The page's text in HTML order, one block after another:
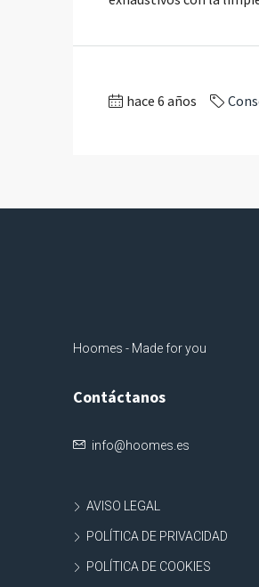
hace 6 años
Hoomes - Made for you
Contáctanos
info@hoomes.es
AVISO LEGAL
POLÍTICA DE PRIVACIDAD
POLÍTICA DE COOKIES